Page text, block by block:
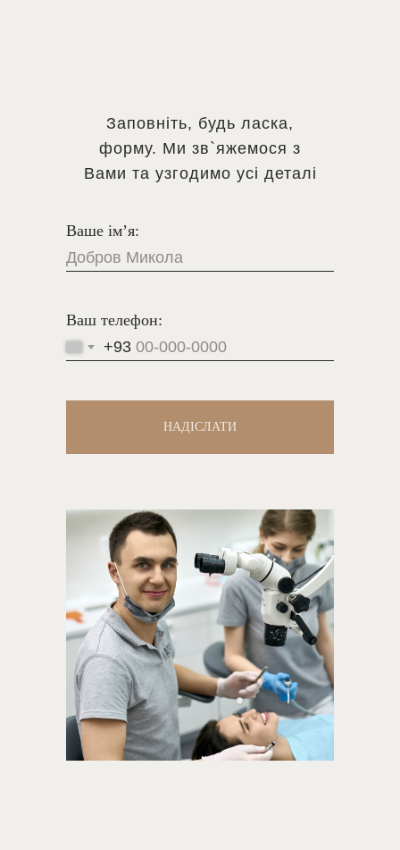
Заповніть, будь ласка,
форму. Ми зв`яжемося з
Вами та узгодимо усі деталі
Ваше ім’я:
Ваш телефон:
+93
НАДІСЛАТИ